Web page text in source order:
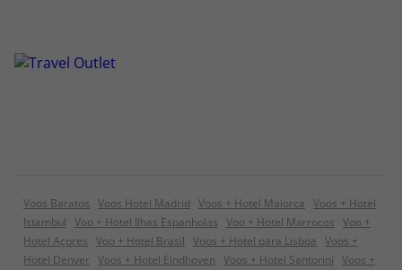
Voos Baratos Voos Hotel Madrid Voos + Hotel Maiorca Voos + Hotel
Istambul Voo + Hotel Ilhas Espanholas Voo + Hotel Marrocos Voo +
Hotel Açores Voo + Hotel Brasil Voos + Hotel para Lisboa Voos +
Hotel Denver Voos + Hotel Eindhoven Voos + Hotel Santorini Voos +